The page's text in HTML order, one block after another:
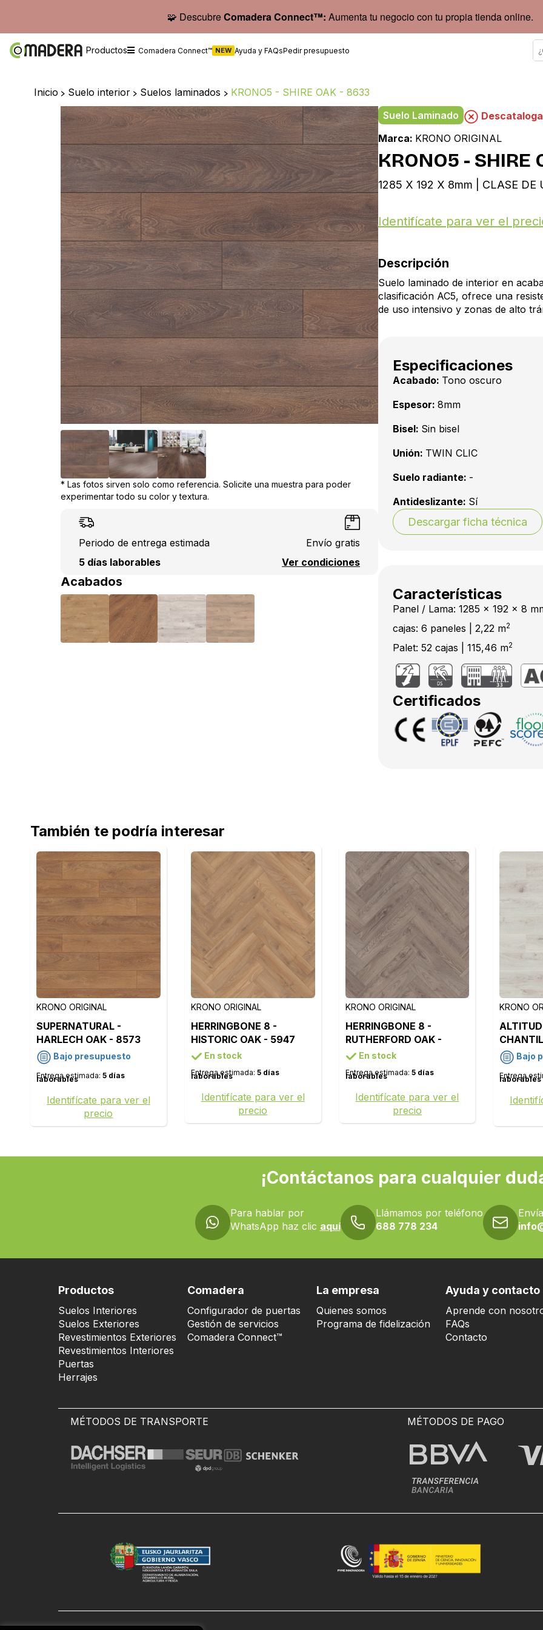
🧩 DescubreComadera Connect™: Aumenta tu negocio con tu propia tienda online.
Productos Comadera Connect™ NEW Ayuda y FAQsPedir presupuesto
Inicio > Suelo interior > Suelos laminados > KRONO5 - SHIRE OAK - 8633
* Las fotos sirven solo como referencia. Solicite una muestra para poder
experimentar todo su color y textura.
Periodo de entrega estimada
5 días laborables
Envío gratis
Ver condiciones
Acabados
Suelo Laminado
Marca: KRONO ORIGINAL
KRONO5 - SHIRE
1285 X 192 X 8mm | CLASE
Identifícate para ver el
Descripción
Suelo laminado de interior en
clasificación AC5, ofrece una
de uso intensivo y zonas de alto
Especificaciones
Acabado: Tono oscuro
Espesor: 8mm
Bisel: Sin bisel
Unión: TWIN CLIC
Suelo radiante: -
Antideslizante: Sí
Descargar ficha técnica
Características
Panel / Lama: 1285 x 192 x 8
cajas: 6 paneles | 2,22 m2
Palet: 52 cajas | 115,46 m2
Certificados
También te podría interesar
KRONO ORIGINAL
SUPERNATURAL -
HARLECH OAK - 8573
Bajo presupuesto
Entrega estimada: 5 días
laborables
Identifícate para ver el
precio
KRONO ORIGINAL
HERRINGBONE 8 -
HISTORIC OAK - 5947
En stock
Entrega estimada: 5 días
laborables
Identifícate para ver el
precio
KRONO ORIGINAL
HERRINGBONE 8 -
RUTHERFORD OAK -
K488En stock
Entrega estimada: 5 días
laborables
Identifícate para ver el
precio
KRONO
Bajo
Entrega
laborables
¡Contáctanos para cualquier
Para hablar por
WhatsApp haz clic aquí
Llámamos por teléfono
688 778 234
Productos
Suelos Interiores
Suelos Exteriores
Revestimientos Exteriores
Revestimientos Interiores
Puertas
Herrajes
Comadera
Configurador de puertas
Gestión de servicios
Comadera Connect™
La empresa
Quienes somos
Programa de fidelización
Ayuda y contacto
Aprende con
FAQs
Contacto
MÉTODOS DE TRANSPORTE MÉTODOS DE PAGO